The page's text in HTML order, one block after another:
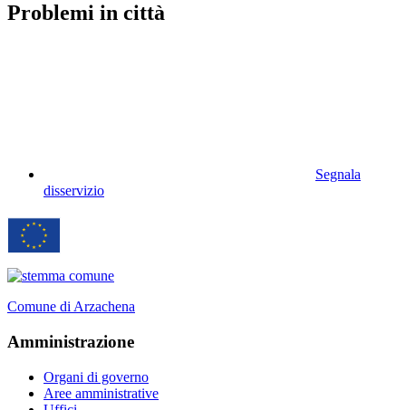
Problemi in città
Segnala
disservizio
Comune di Arzachena
Amministrazione
Organi di governo
Aree amministrative